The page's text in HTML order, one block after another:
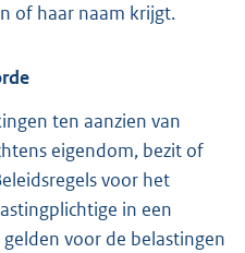
of haar naam krijgt.
ten aanzien van
eigendom, bezit of
voor het
in een
voor de belastingen